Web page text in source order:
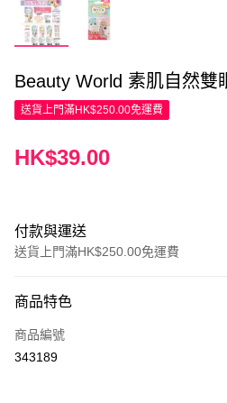
Beauty World 素
送貨上門滿HK$250.00免運費
HK$39.00
付款與運送
送貨上門滿HK$250.00免運費
信用卡
Apple Pay
商品特色
商品編號
343189